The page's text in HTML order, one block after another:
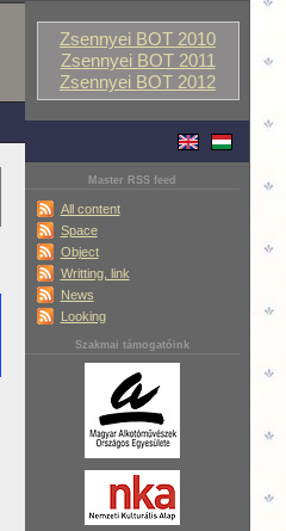
Zsennyei BOT 2010
Zsennyei BOT 2011
Zsennyei BOT 2012
Master RSS feed
All content
Space
Object
Writting, link
News
Looking
Szakmai támogatóink